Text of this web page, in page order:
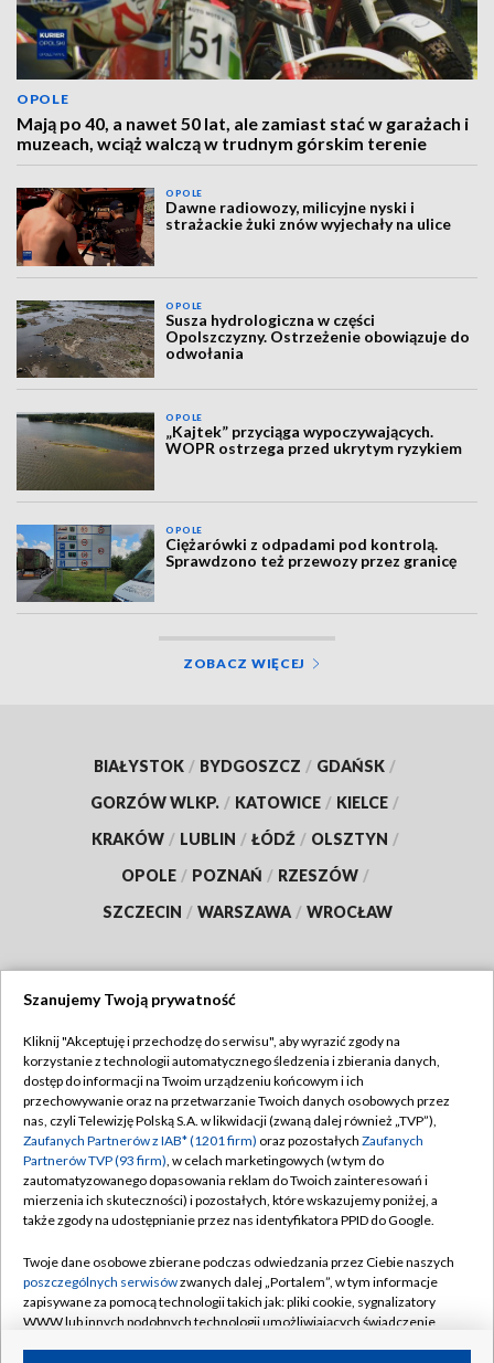
OPOLE
Mają po 40, a nawet 50 lat, ale zamiast stać w garażach i
muzeach, wciąż walczą w trudnym górskim terenie
OPOLE
Dawne radiowozy, milicyjne nyski i
strażackie żuki znów wyjechały na ulice
OPOLE
Susza hydrologiczna w części
Opolszczyzny. Ostrzeżenie obowiązuje do
odwołania
OPOLE
„Kajtek” przyciąga wypoczywających.
WOPR ostrzega przed ukrytym ryzykiem
OPOLE
Ciężarówki z odpadami pod kontrolą.
Sprawdzono też przewozy przez granicę
ZOBACZ WIĘCEJ
BIAŁYSTOK / BYDGOSZCZ / GDAŃSK /
GORZÓW WLKP. / KATOWICE / KIELCE /
KRAKÓW / LUBLIN / ŁÓDŹ / OLSZTYN /
OPOLE / POZNAŃ / RZESZÓW /
SZCZECIN / WARSZAWA / WROCŁAW
TVP
Abonament TVP
Emisja w TVP
Centrum informacji TVP
Naziemna Telewizja Cyfrowa
Rada Programowa
System NOS
Informacje o nadawcy
Regulamin TVP
Polityka prywatności
Moje zgody
Pomoc
Kontakt
Kanały
Szanujemy Twoją prywatność
Kliknij "Akceptuję i przechodzę do serwisu", aby wyrazić zgody na
korzystanie z technologii automatycznego śledzenia i zbierania danych,
dostęp do informacji na Twoim urządzeniu końcowym i ich
przechowywanie oraz na przetwarzanie Twoich danych osobowych przez
nas, czyli Telewizję Polską S.A. w likwidacji (zwaną dalej również „TVP”),
Zaufanych Partnerów z IAB* (1201 firm) oraz pozostałych Zaufanych
Partnerów TVP (93 firm), w celach marketingowych (w tym do
zautomatyzowanego dopasowania reklam do Twoich zainteresowań i
mierzenia ich skuteczności) i pozostałych, które wskazujemy poniżej, a
także zgody na udostępnianie przez nas identyfikatora PPID do Google.
Twoje dane osobowe zbierane podczas odwiedzania przez Ciebie naszych
poszczególnych serwisówzwanych dalej „Portalem”, w tym informacje
zapisywane za pomocą technologii takich jak: pliki cookie, sygnalizatory
WWW lub innych podobnych technologii umożliwiających świadczenie